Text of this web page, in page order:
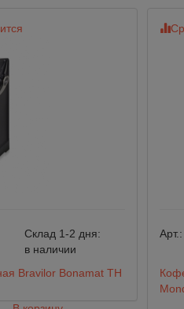
Склад 1-2 дня:
в наличии
Bravilor Bonamat TH
Арт.: